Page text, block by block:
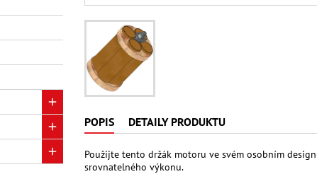
POPIS DETAILY PRODUKTU
Použijte tento držák motoru ve svém osobním
srovnatelného výkonu.